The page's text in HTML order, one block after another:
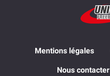
Mentions légales
Nous contacter